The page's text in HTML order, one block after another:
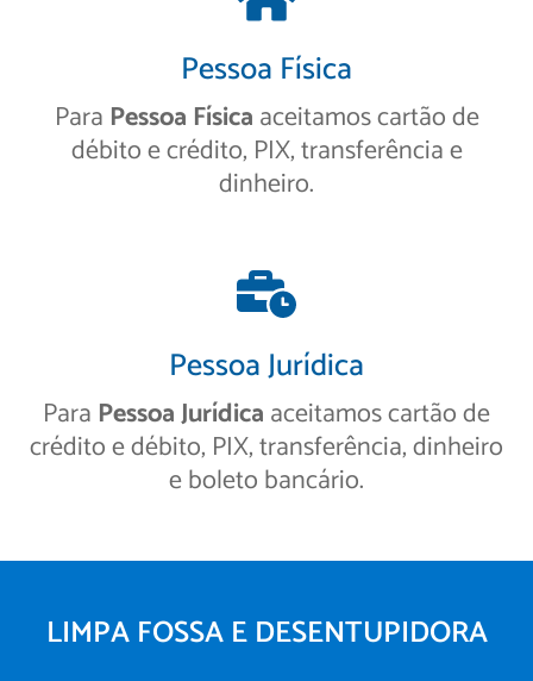
Pessoa Física
Para Pessoa Físicaaceitamos cartão de
débito e crédito, PIX, transferência e
dinheiro.
Pessoa Jurídica
Para Pessoa Jurídicaaceitamos cartão de
crédito e débito, PIX, transferência, dinheiro
e boleto bancário.
LIMPA FOSSA E DESENTUPIDORA